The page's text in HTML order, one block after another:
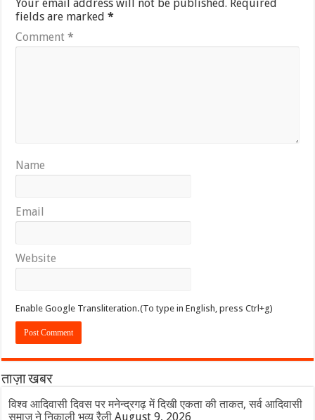
Your email address will not be published. Required
fields are marked*
Comment*
Name
Email
Website
Enable Google Transliteration.(To type in English, press Ctrl+g)
ताज़ा खबर
विश्व आदिवासी दिवस पर मनेन्द्रगढ़ में दिखी एकता की ताकत, सर्व आदिवासी
समाज ने निकाली भव्य रैली August 9, 2026